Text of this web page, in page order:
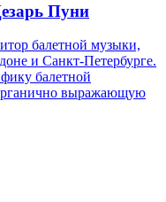
Пуни
балетной музыки,
и Санкт-Петербурге.
балетной
выражающую